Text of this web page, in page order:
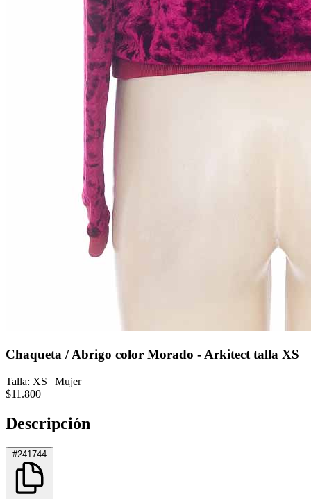
Chaqueta / Abrigo color Morado - Arkitect talla XS
Talla: XS | Mujer
$11.800
Descripción
#241744